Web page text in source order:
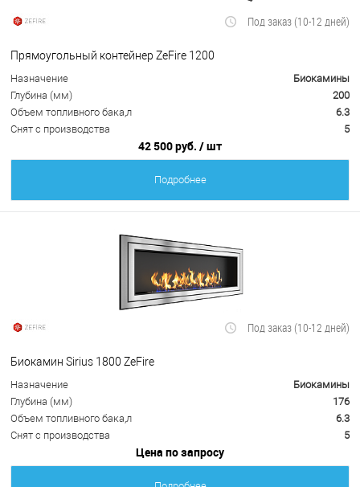
Под заказ (10-12 дней)
Прямоугольный контейнер ZeFire 1200
Назначение
Биокамины
Глубина (мм)
200
Объем топливного бака,л
6.3
Снят с производства
5
42 500 руб. / шт
Подробнее
Под заказ (10-12 дней)
Биокамин Sirius 1800 ZeFire
Назначение
Биокамины
Глубина (мм)
176
Объем топливного бака,л
6.3
Снят с производства
5
Цена по запросу